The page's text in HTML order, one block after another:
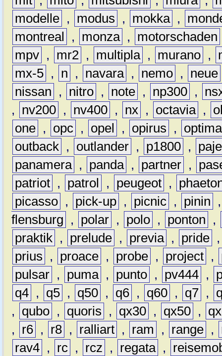
modelle , modus , mokka ,
montreal
, monza , motorschaden
mpv , mr2 , multipla , murano ,
mx-5 , n , navara , nemo , neue
nissan
, nitro , note , np300 ,
,
nv200 , nv400 , nx , octavia ,
one , opc , opel , opirus ,
optima
outback , outlander , p1800 ,
panamera , panda , partner ,
patriot , patrol , peugeot ,
picasso , pick-up , picnic , pinin
flensburg
, polar , polo , ponton
,
praktik , prelude , previa , pride
prius
, proace , probe , project ,
pulsar , puma , punto , pv444 ,
q4 , q5 , q50 , q6 , q60 , q7 ,
,
qubo , quoris , qx30 , qx50 ,
,
r6 , r8 , ralliart , ram , range ,
rav4 , rc , rcz , regata ,